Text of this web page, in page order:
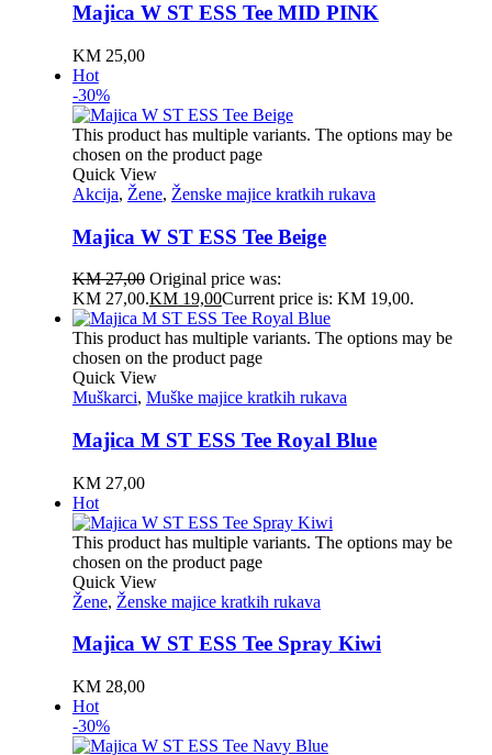
Majica W ST ESS Tee MID PINK
KM25,00
Hot
-30%
This product has multiple variants. The options may be
chosen on the product page
Quick View
Akcija, Žene, Ženske majice kratkih rukava
Majica W ST ESS Tee Beige
KM27,00 Original price was:
KM 27,00.KM19,00Current price is: KM 19,00.
This product has multiple variants. The options may be
chosen on the product page
Quick View
Muškarci, Muške majice kratkih rukava
Majica M ST ESS Tee Royal Blue
KM27,00
Hot
This product has multiple variants. The options may be
chosen on the product page
Quick View
Žene, Ženske majice kratkih rukava
Majica W ST ESS Tee Spray Kiwi
KM28,00
Hot
-30%